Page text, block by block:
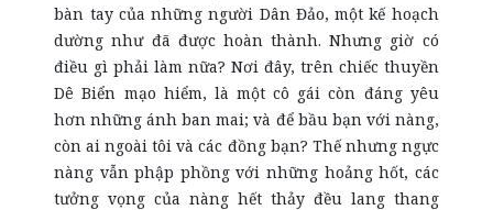
bàn tay của những người Dân Đảo, một kế hoạch
dường như đã được hoàn thành. Nhưng giờ có
điều gì phải làm nữa? Nơi đây, trên chiếc thuyền
Dê Biển mạo hiểm, là một cô gái còn đáng yêu
hơn những ánh ban mai; và để bầu bạn với nàng,
còn ai ngoài tôi và các đồng bạn? Thế nhưng ngực
nàng vẫn phập phồng với những hoảng hốt, các
tưởng vọng của nàng hết thảy đều lang thang